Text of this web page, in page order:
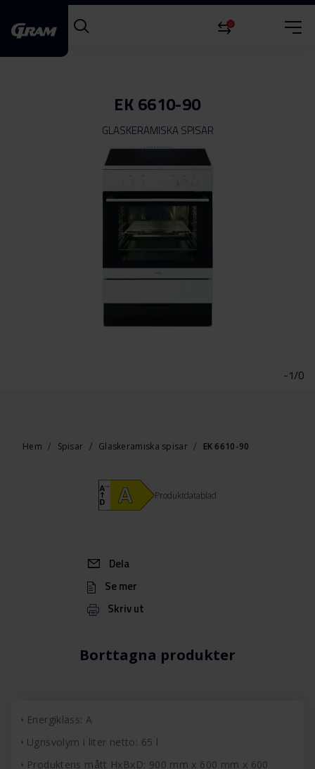
0
EK 6610-90
GLASKERAMISKA SPISAR
-1/0
Hem Spisar Glaskeramiska spisar EK 6610-90
Borttagna produkter
Dela
Se mer
Skriv ut
Produktdatablad
Energiklass: A
Ugnsvolym i liter netto: 65 l
Produktens mått HxBxD: 900 mm x 600 mm x 600